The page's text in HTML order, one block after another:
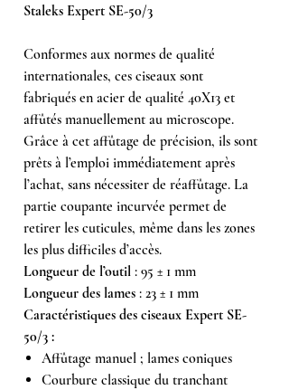
Staleks Expert SE-50/3
Conformes aux normes de qualité
internationales, ces ciseaux sont
fabriqués en acier de qualité 40X13 et
affûtés manuellement au microscope.
Grâce à cet affûtage de précision, ils sont
prêts à l’emploi immédiatement après
l’achat, sans nécessiter de réaffûtage. La
partie coupante incurvée permet de
retirer les cuticules, même dans les zones
les plus difficiles d’accès.
Longueur de l’outil : 95 ± 1 mm
Longueur des lames : 23 ± 1 mm
Caractéristiques des ciseaux Expert SE-
50/3 :
Affûtage manuel ; lames coniques
Courbure classique du tranchant